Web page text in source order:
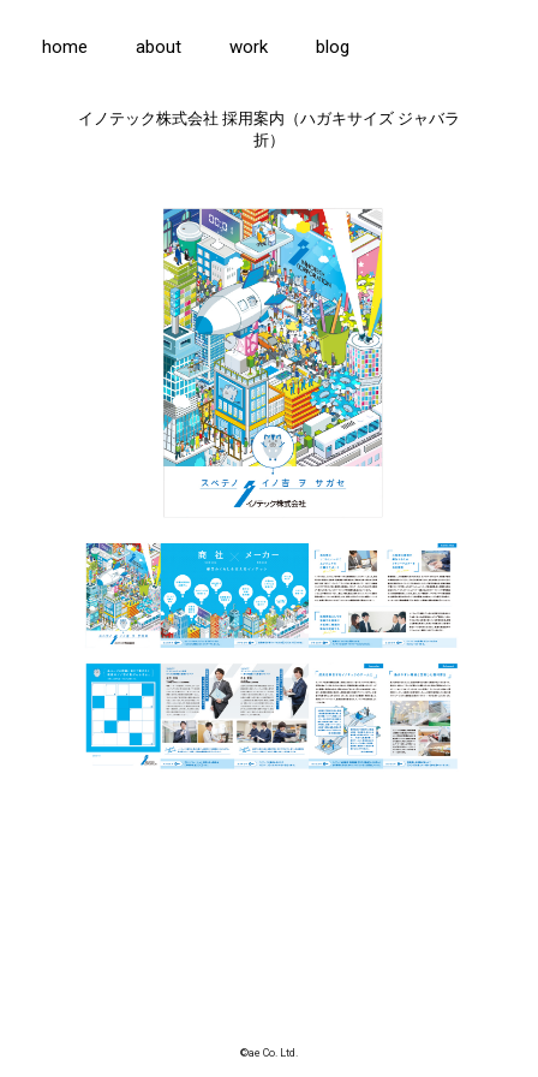
home about work blog
イノテック株式会社 採用案内（ハガキサイズ ジャバラ
折）
©ae Co. Ltd.